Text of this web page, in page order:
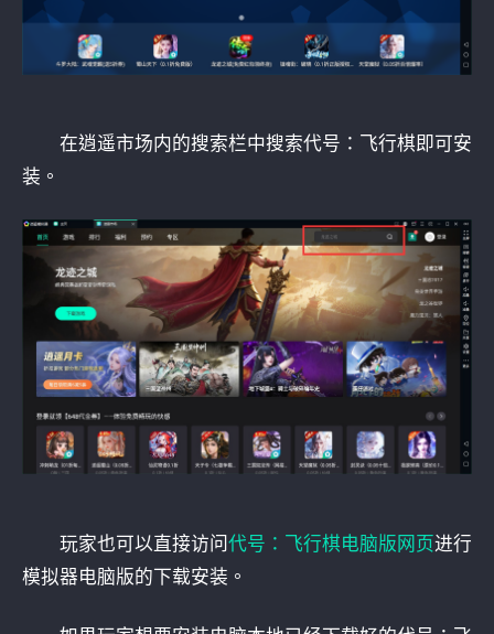
在逍遥市场内的搜索栏中搜索代号：飞行棋即可安
装。
玩家也可以直接访问代号：飞行棋电脑版网页进行
模拟器电脑版的下载安装。